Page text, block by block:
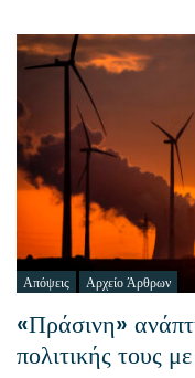
Απόψεις Αρχείο Άρθρων
«Πράσινη»
πολιτικής τους